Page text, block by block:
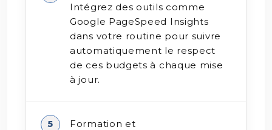
Intégrez des outils comme
Google PageSpeed Insights
dans votre routine pour suivre
automatiquement le respect
de ces budgets à chaque mise
à jour.
Formation et